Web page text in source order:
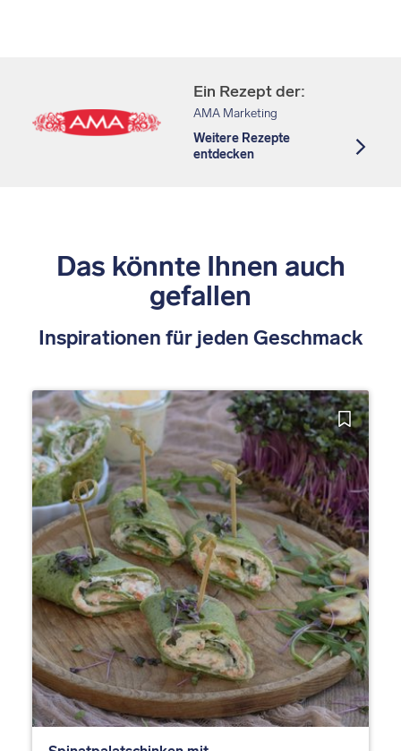
Ein Rezept der:
AMA Marketing
Weitere Rezepte
entdecken
Das könnte Ihnen auch
gefallen
Inspirationen für jeden Geschmack